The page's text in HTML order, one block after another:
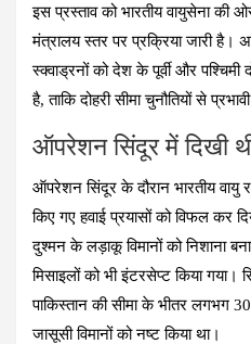
इस प्रस्ताव को भारतीय वायुसेना की
मंत्रालय स्तर पर प्रक्रिया जारी है।
स्क्वाड्रनों को देश के पूर्वी और पश्चिमी
है, ताकि दोहरी सीमा चुनौतियों से
ऑपरेशन सिंदूर में दिखी
ऑपरेशन सिंदूर के दौरान भारतीय वायु
किए गए हवाई प्रयासों को विफल कर
दुश्मन के लड़ाकू विमानों को निशाना
मिसाइलों को भी इंटरसेप्ट किया गया।
पाकिस्तान की सीमा के भीतर लगभग
जासूसी विमानों को नष्ट किया था।